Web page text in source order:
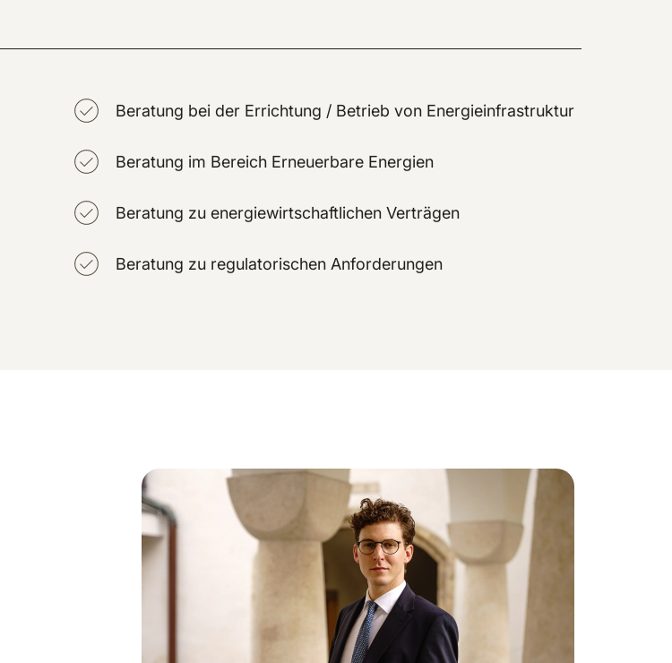
Beratung bei der Errichtung / Betrieb von Energieinfrastruktur
Beratung im Bereich Erneuerbare Energien
Beratung zu energiewirtschaftlichen Verträgen
Beratung zu regulatorischen Anforderungen